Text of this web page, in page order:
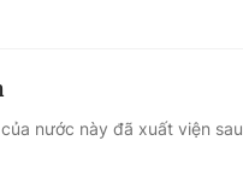
nước này đã xuất viện sau